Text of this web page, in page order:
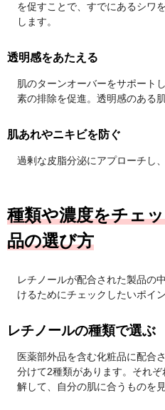
を促すことで、すでにあるシワ
します。
透明感をあたえる
肌のターンオーバーをサポート
素の排除を促進。透明感のある
肌あれやニキビを防ぐ
過剰な皮脂分泌にアプローチし
種類や濃度をチェ
品の選び方
レチノールが配合された製品の
けるためにチェックしたいポイ
レチノールの種類で選ぶ
医薬部外品を含む化粧品に配合
分けて2種類があります。それ
解して、自分の肌に合うものを